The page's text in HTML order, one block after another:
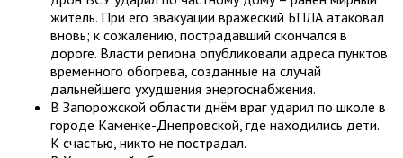
житель. При его эвакуации вражеский БПЛА атаковал
вновь; к сожалению, пострадавший скончался в
дороге. Власти региона опубликовали адреса пунктов
временного обогрева, созданные на случай
дальнейшего ухудшения энергоснабжения.
В Запорожской области днём враг ударил по школе в
городе Каменке-Днепровской, где находились дети.
К счастью, никто не пострадал.